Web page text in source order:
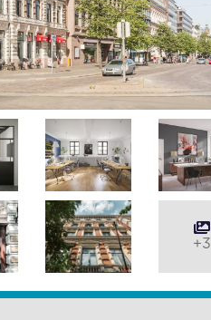
+3